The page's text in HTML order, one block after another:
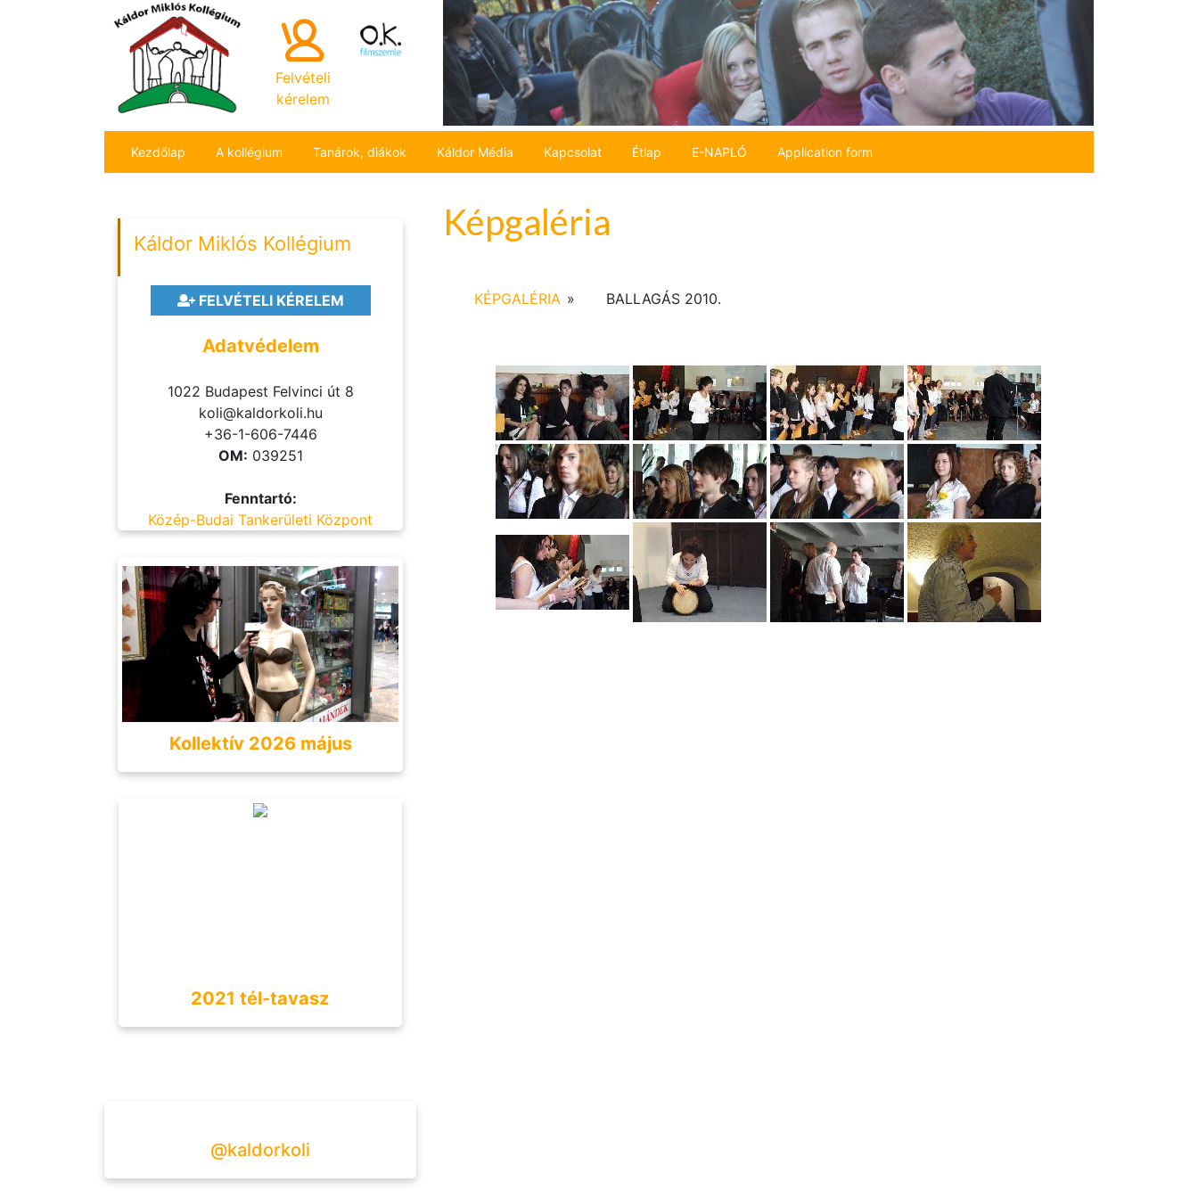
Felvételi
kérelem
Kezdőlap A kollégium Tanárok, diákok Káldor Média Kapcsolat Étlap E-NAPLÓ Application form
Káldor Miklós Kollégium
FELVÉTELI KÉRELEM
Adatvédelem
1022 Budapest Felvinci út 8
koli@kaldorkoli.hu
+36-1-606-7446
OM: 039251
Fenntartó:
Közép-Budai Tankerületi Központ
Kollektív 2026 május
2021 tél-tavasz
@kaldorkoli
Képgaléria
KÉPGALÉRIA » BALLAGÁS 2010.